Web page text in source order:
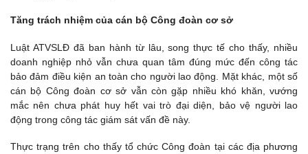
Tăng trách nhiệm của cán bộ Công đoàn cơ sở
Luật ATVSLĐ đã ban hành từ lâu, song thực tế cho thấy, nhiều
doanh nghiệp nhỏ vẫn chưa quan tâm đúng mức đến công tác
bảo đảm điều kiện an toàn cho người lao động. Mặt khác, một số
cán bộ Công đoàn cơ sở vẫn còn gặp nhiều khó khăn, vướng
mắc nên chưa phát huy hết vai trò đại diện, bảo vệ người lao
động trong công tác giám sát vấn đề này.
Thực trạng trên cho thấy tổ chức Công đoàn tại các địa phương